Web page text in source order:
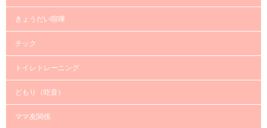
きょうだい喧嘩
チック
トイレトレーニング
どもり（吃音）
ママ友関係